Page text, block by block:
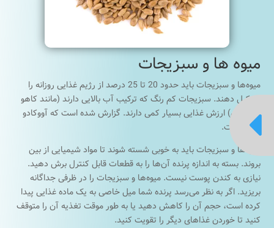
میوه ها و سبزیجات
میوه‌ها و سبزیجات باید حدود 20 تا 25 درصد از رژیم غذایی روزانه را
تشکیل دهند. سبزیجات کم رنگ که ترکیب آب بالایی دارند (مانند کاهو
یا کرفس) ارزش غذایی بسیار کمی دارند. گزارش شده است که آووکادو
سمی است.
میوه‌ها و سبزیجات باید به خوبی شسته شوند تا مواد شیمیایی از بین
بروند. بسته به اندازه پرنده آن‌ها را به قطعات قابل کنترل برش دهید.
نیازی به کندن پوست نیست. میوه‌ها و سبزیجات را در ظرفی جداگانه
بریزید. اگر به نظر می‌رسد پرنده شما میل خاصی به یک ماده غذایی پیدا
کرده است، حجم آن را کاهش دهید یا به طور موقت تغذیه آن را متوقف
کنید تا خوردن غذاهای دیگر را تقویت کنید.
